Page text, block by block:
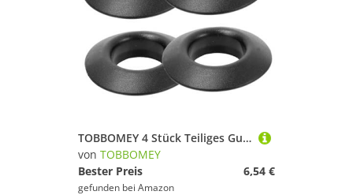
TOBBOMEY 4 Stück Teiliges Gummi Kajak Tropfringe Auslaufsichere Paddel Schutzringe Robust Installieren Passend für Kanus und Schlauchboote Praktische Bootszubehörteile
von TOBBOMEY
Bester Preis
6,54 €
gefunden bei Amazon